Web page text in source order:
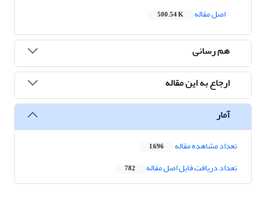
اصل مقاله
500.54 K
هم رسانی
ارجاع به این مقاله
آمار
تعداد مشاهده مقاله 1,696
تعداد دریافت فایل اصل مقاله 782